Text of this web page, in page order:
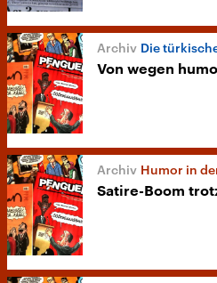
Die
Von wegen
Humor in
Satire-Boom